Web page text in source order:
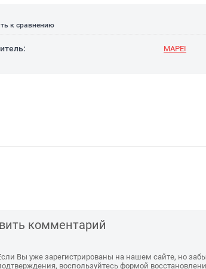
к сравнению
MAPEI
комментарий
Вы уже зарегистрированы на нашем сайте, но
воспользуйтесь формой